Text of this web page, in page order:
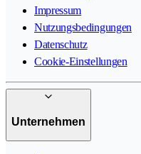
Impressum
Nutzungsbedingungen
Datenschutz
Cookie-Einstellungen
Unternehmen